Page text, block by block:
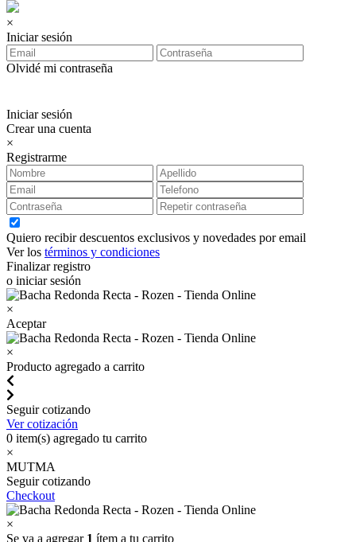
×
Iniciar sesión
Olvidé mi contraseña
Iniciar sesión
Crear una cuenta
×
Registrarme
Quiero recibir descuentos exclusivos y novedades por email
Ver los términos y condiciones
Finalizar registro
o iniciar sesión
×
Aceptar
×
Producto agregado a carrito
Seguir cotizando
Ver cotización
0 item(s) agregado tu carrito
×
MUTMA
Seguir cotizando
Checkout
×
Se va a agregar 1 ítem a tu carrito